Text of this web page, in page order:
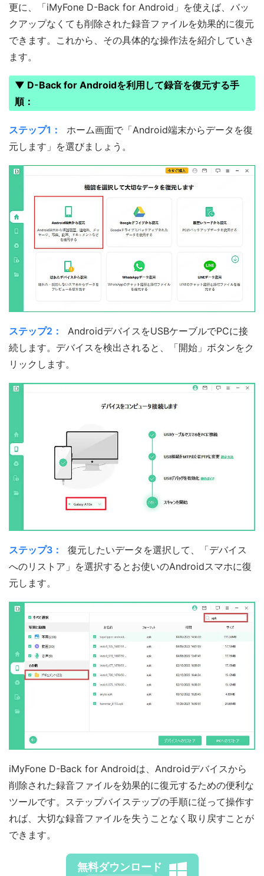
更に、「iMyFone D-Back for Android」を使えば、バッ
クアップなくても削除された録音ファイルを効果的に復元
できます。これから、その具体的な操作法を紹介していき
ます。
▼ D-Back for Androidを利用して録音を復元する手
順：
ステップ1：
ホーム画面で「Android端末からデータを復
元します」を選びましょう。
ステップ2：
AndroidデバイスをUSBケーブルでPCに接
続します。デバイスを検出されると、「開始」ボタンをク
リックします。
ステップ3：
復元したいデータを選択して、「デバイス
へのリストア」を選択するとお使いのAndroidスマホに復
元します。
iMyFone D-Back for Androidは、Androidデバイスから
削除された録音ファイルを効果的に復元するための便利な
ツールです。ステップバイステップの手順に従って操作す
れば、大切な録音ファイルを失うことなく取り戻すことが
できます。
無料ダウンロード